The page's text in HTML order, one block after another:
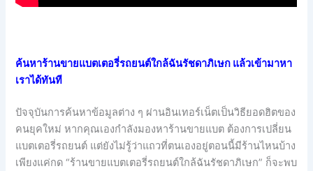
ค้นหาร้านขายแบตเตอรี่รถยนต์ใกล้ฉันรัชดาภิเษก แล้วเข้ามาหา
เราได้ทันที
ปัจจุบันการค้นหาข้อมูลต่าง ๆ ผ่านอินเทอร์เน็ตเป็นวิธียอดฮิตของ
คนยุคใหม่ หากคุณเองกำลังมองหาร้านขายแบต ต้องการเปลี่ยน
แบตเตอรี่รถยนต์ แต่ยังไม่รู้ว่าแถวที่ตนเองอยู่ตอนนี้มีร้านไหนบ้าง
เพียงแค่กด “ร้านขายแบตเตอรี่รถยนต์ใกล้ฉันรัชดาภิเษก” ก็จะพบ